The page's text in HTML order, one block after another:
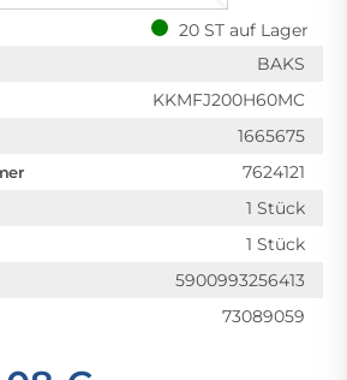
20 ST auf Lager
BAKS
KKMFJ200H60MC
1665675
7624121
1 Stück
1 Stück
5900993256413
73089059